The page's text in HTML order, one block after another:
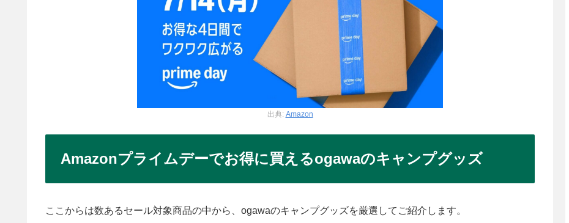
出典: Amazon
Amazonプライムデーでお得に買えるogawaのキャンプグッズ
ここからは数あるセール対象商品の中から、ogawaのキャンプグッズを厳選してご紹介します。